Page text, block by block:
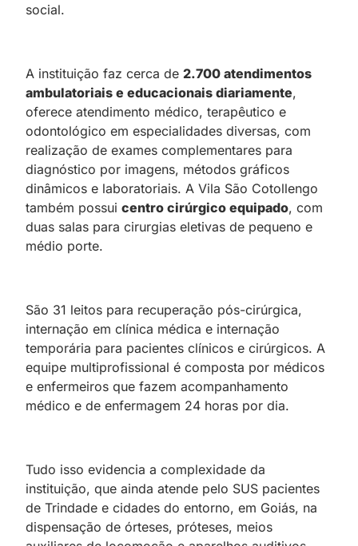
social.
A instituição faz cerca de 2.700 atendimentos
ambulatoriais e educacionais diariamente,
oferece atendimento médico, terapêutico e
odontológico em especialidades diversas, com
realização de exames complementares para
diagnóstico por imagens, métodos gráficos
dinâmicos e laboratoriais. A Vila São Cotollengo
também possui centro cirúrgico equipado, com
duas salas para cirurgias eletivas de pequeno e
médio porte.
São 31 leitos para recuperação pós-cirúrgica,
internação em clínica médica e internação
temporária para pacientes clínicos e cirúrgicos. A
equipe multiprofissional é composta por médicos
e enfermeiros que fazem acompanhamento
médico e de enfermagem 24 horas por dia.
Tudo isso evidencia a complexidade da
instituição, que ainda atende pelo SUS pacientes
de Trindade e cidades do entorno, em Goiás, na
dispensação de órteses, próteses, meios